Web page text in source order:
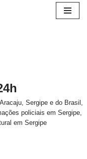
Sergipe e do Brasil,
policiais em Sergipe,
em Sergipe